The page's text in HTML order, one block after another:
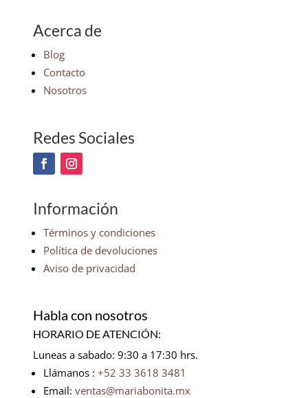
Acerca de
Blog
Contacto
Nosotros
Redes Sociales
Información
Términos y condiciones
Política de devoluciones
Aviso de privacidad
Habla con nosotros
HORARIO DE ATENCIÓN:
Luneas a sabado: 9:30 a 17:30 hrs.
Llámanos : +52 33 3618 3481
Email: ventas@mariabonita.mx